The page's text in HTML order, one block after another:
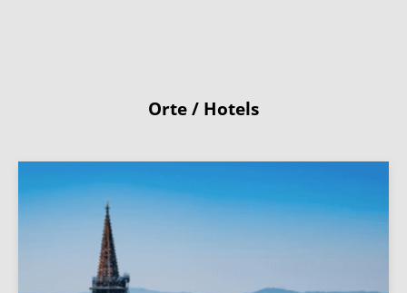
Orte / Hotels